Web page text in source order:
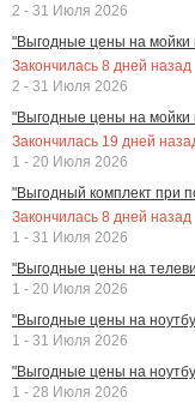
2 - 31 Июля 2026
"Выгодные цены на мойки
Закончилась 8 дней назад
2 - 31 Июля 2026
"Выгодные цены на мойки
Закончилась 19 дней
1 - 20 Июля 2026
"Выгодный комплект при
Закончилась 8 дней назад
1 - 31 Июля 2026
"Выгодные цены на
1 - 20 Июля 2026
"Выгодные цены на
1 - 31 Июля 2026
"Выгодные цены на
1 - 28 Июля 2026